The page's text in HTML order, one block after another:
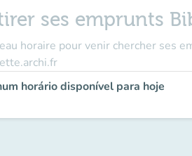
ses emprunts
horaire pour venir chercher ses
horário disponível para hoje